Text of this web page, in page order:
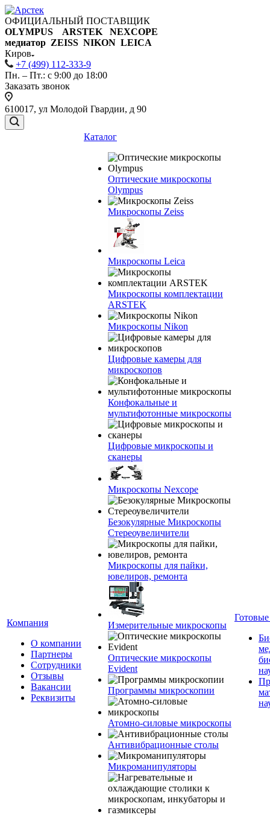
ОФИЦИАЛЬНЫЙ ПОСТАВЩИК
OLYMPUS ARSTEK NEXCOPE
медиатор ZEISS NIKON LEICA
Киров
+7 (499) 112-333-9
Пн. – Пт.: с 9:00 до 18:00
Заказать звонок
610017, ул Молодой Гвардии, д 90
Компания
О компании
Партнеры
Сотрудники
Отзывы
Вакансии
Реквизиты
Каталог
Оптические микроскопы
Olympus
Микроскопы Zeiss
Микроскопы Leica
Микроскопы комплектации
ARSTEK
Микроскопы Nikon
Цифровые камеры для
микроскопов
Конфокальные и
мультифотонные микроскопы
Цифровые микроскопы и
сканеры
Микроскопы Nexcope
Безокулярные Микроскопы
Стереоувеличители
Микроскопы для пайки,
ювелиров, ремонта
Измерительные микроскопы
Оптические микроскопы
Evident
Программы микроскопии
Атомно-силовые микроскопы
Антивибрационные столы
Микроманипуляторы